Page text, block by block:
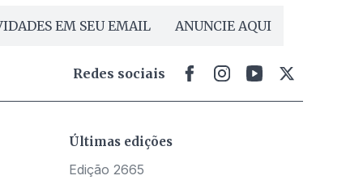
EM SEU EMAIL ANUNCIE AQUI
Redes sociais
Últimas edições
Edição 2665